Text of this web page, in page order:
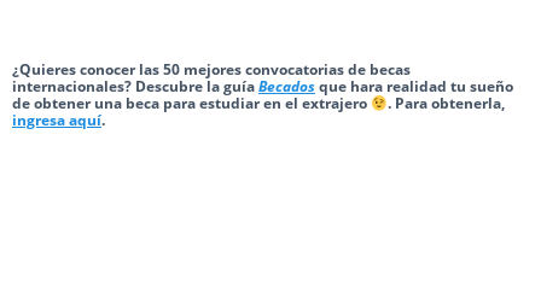
¿Quieres conocer las 50 mejores convocatorias de becas
internacionales? Descubre la guíaBecadosque hara realidad tu sueño
de obtener una beca para estudiar en el extrajero
. Para obtenerla,
ingresa aquí.